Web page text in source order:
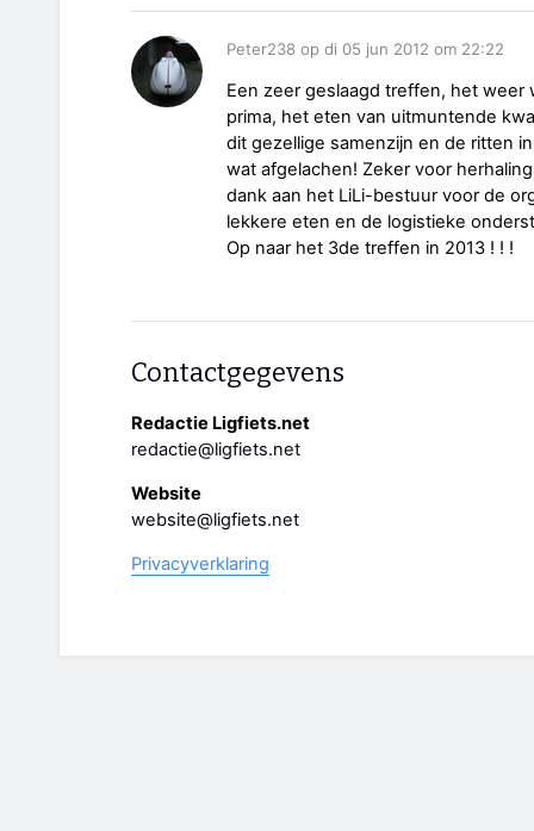
Peter238 op di 05 jun 2012 om 22:22
Een zeer geslaagd treffen, het
prima, het eten van uitmuntende
dit gezellige samenzijn en de ritten
wat afgelachen! Zeker voor
dank aan het LiLi-bestuur voor de
lekkere eten en de logistieke
Op naar het 3de treffen in 2013 ! ! !
Contactgegevens
Redactie Ligfiets.net
redactie@ligfiets.net
Website
website@ligfiets.net
Privacyverklaring